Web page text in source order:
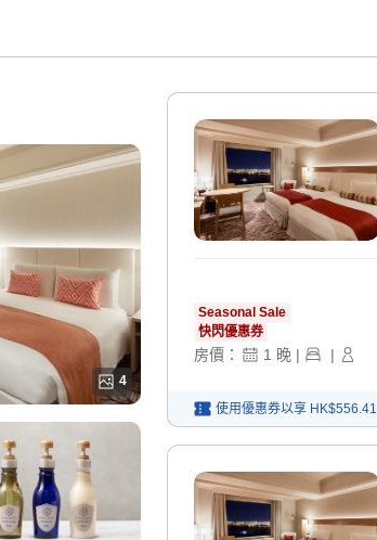
4
Seasonal Sale
快閃優惠券
房價： 1 晚 | |
使用優惠券以享 HK$556.41